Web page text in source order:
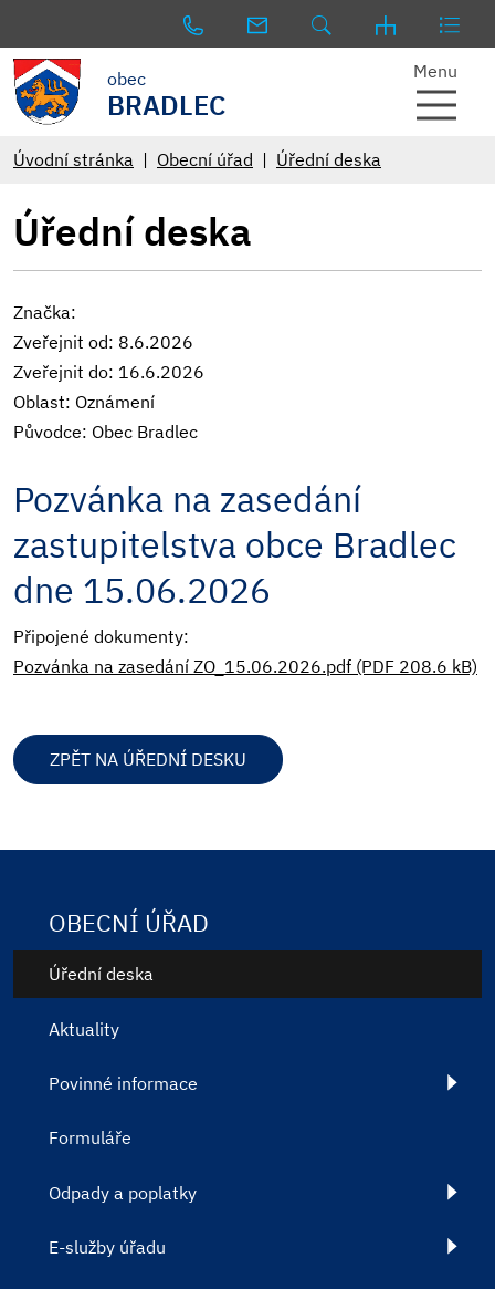
obec
BRADLEC
Menu
Úvodní stránka Obecní úřad Úřední deska
Úřední deska
Značka:
Zveřejnit od: 8.6.2026
Zveřejnit do: 16.6.2026
Oblast: Oznámení
Původce: Obec Bradlec
Pozvánka na zasedání
zastupitelstva obce Bradlec
dne 15.06.2026
Připojené dokumenty:
Pozvánka na zasedání ZO_15.06.2026.pdf (PDF 208.6 kB)
ZPĚT NA ÚŘEDNÍ DESKU
OBECNÍ ÚŘAD
Úřední deska
Aktuality
Povinné informace
Formuláře
Odpady a poplatky
E-služby úřadu